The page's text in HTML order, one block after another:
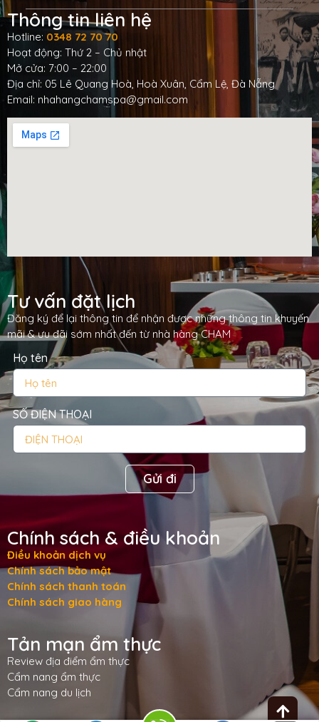
Thông tin liên hệ
Hotline: 0348 72 70 70
Hoạt động: Thứ 2 – Chủ nhật
Mở cửa: 7:00 – 22:00
Địa chỉ: 05 Lê Quang Hoà, Hoà Xuân, Cẩm Lệ, Đà Nẵng
Email: nhahangchamspa@gmail.com
Tư vấn đặt lịch
Đăng ký để lại thông tin để nhận được những thông tin khuyến
mãi & ưu đãi sớm nhất đến từ nhà hàng CHAM
Họ tên
SỐ ĐIỆN THOẠI
Gửi đi
Chính sách & điều khoản
Điều khoản dịch vụ
Chính sách bảo mật
Chính sách thanh toán
Chính sách giao hàng
Tản mạn ẩm thực
Review địa điểm ẩm thực
Cẩm nang ẩm thực
Cẩm nang du lịch